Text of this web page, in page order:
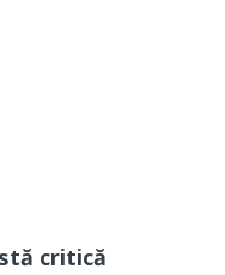
critică